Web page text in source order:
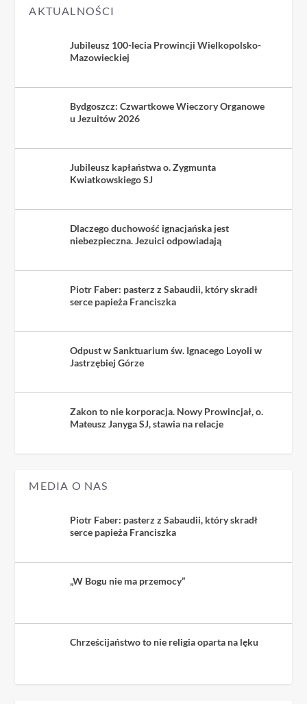
AKTUALNOŚCI
Jubileusz 100-lecia Prowincji Wielkopolsko-
Mazowieckiej
Bydgoszcz: Czwartkowe Wieczory Organowe
u Jezuitów 2026
Jubileusz kapłaństwa o. Zygmunta
Kwiatkowskiego SJ
Dlaczego duchowość ignacjańska jest
niebezpieczna. Jezuici odpowiadają
Piotr Faber: pasterz z Sabaudii, który skradł
serce papieża Franciszka
Odpust w Sanktuarium św. Ignacego Loyoli w
Jastrzębiej Górze
Zakon to nie korporacja. Nowy Prowincjał, o.
Mateusz Janyga SJ, stawia na relacje
MEDIA O NAS
Piotr Faber: pasterz z Sabaudii, który skradł
serce papieża Franciszka
„W Bogu nie ma przemocy”
Chrześcijaństwo to nie religia oparta na lęku